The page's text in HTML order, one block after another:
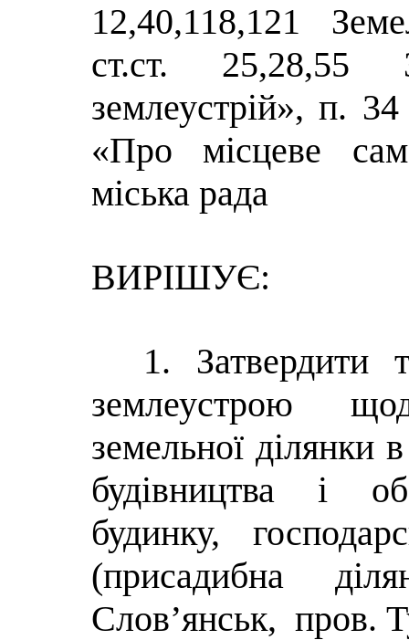
12,40,118,121
ст.ст. 25,28,55
землеустрій», п.
«Про місцеве
міська рада
ВИРІШУЄ:
1. Затвердити
землеустрою
земельної ділянки
будівництва і
будинку,
(присадибна
Слов’янськ, пров.